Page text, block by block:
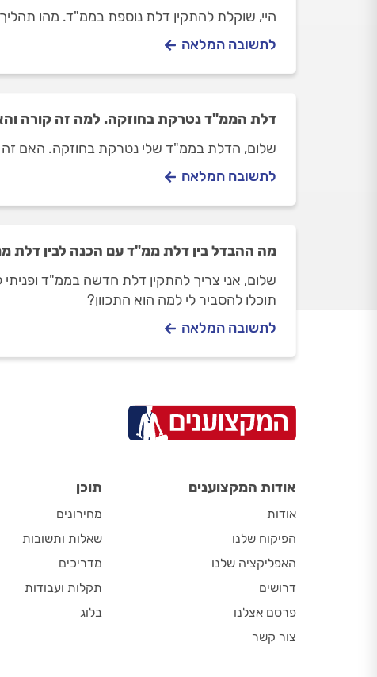
היי, שוקלת להתקין דלת נוספת בממ"ד. מהו
לתשובה המלאה
דלת הממ"ד נטרקת בחוזקה. למה זה קורה
שלום, הדלת בממ"ד שלי נטרקת בחוזקה. האם
לתשובה המלאה
מה ההבדל בין דלת ממ"ד עם הכנה לבין דלת
שלום, אני צריך להתקין דלת חדשה בממ"ד
תוכלו להסביר לי למה הוא התכוון?
לתשובה המלאה
אודות המקצוענים
אודות
הפיקוח שלנו
האפליקציה שלנו
דרושים
פרסם אצלנו
צור קשר
תוכן
מחירונים
שאלות ותשובות
מדריכים
תקלות ועבודות
בלוג